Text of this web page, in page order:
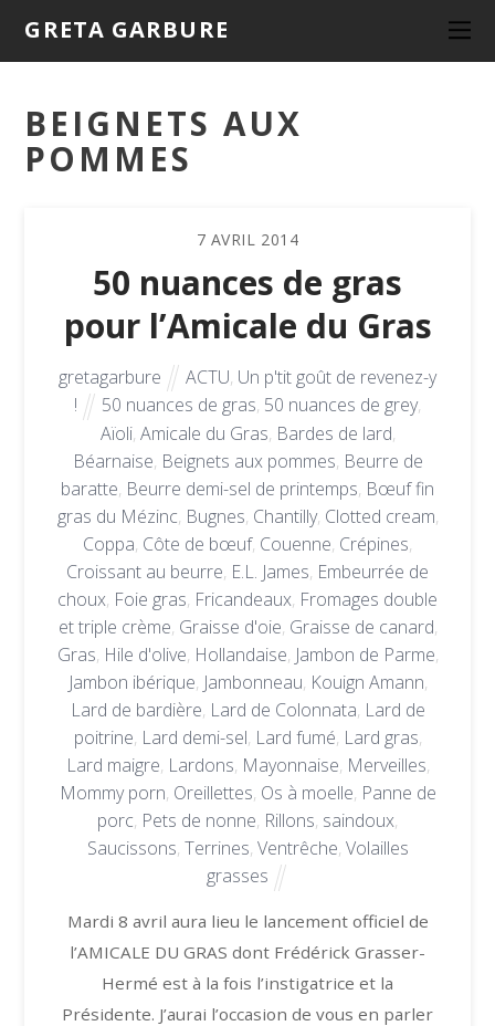
GRETA GARBURE
BEIGNETS AUX
POMMES
7 AVRIL 2014
50 nuances de gras
pour l’Amicale du Gras
gretagarbure ACTU, Un p'tit goût de revenez-y
!
50 nuances de gras, 50 nuances de grey,
Aïoli, Amicale du Gras, Bardes de lard,
Béarnaise, Beignets aux pommes, Beurre de
baratte, Beurre demi-sel de printemps, Bœuf fin
gras du Mézinc, Bugnes, Chantilly, Clotted cream,
Coppa, Côte de bœuf, Couenne, Crépines,
Croissant au beurre, E.L. James, Embeurrée de
choux, Foie gras, Fricandeaux, Fromages double
et triple crème, Graisse d'oie, Graisse de canard,
Gras, Hile d'olive, Hollandaise, Jambon de Parme,
Jambon ibérique, Jambonneau, Kouign Amann,
Lard de bardière, Lard de Colonnata, Lard de
poitrine, Lard demi-sel, Lard fumé, Lard gras,
Lard maigre, Lardons, Mayonnaise, Merveilles,
Mommy porn, Oreillettes, Os à moelle, Panne de
porc, Pets de nonne, Rillons, saindoux,
Saucissons, Terrines, Ventrêche, Volailles
grasses
Mardi 8 avril aura lieu le lancement officiel de
l’AMICALE DU GRAS dont Frédérick Grasser-
Hermé est à la fois l’instigatrice et la
Présidente. J’aurai l’occasion de vous en parler